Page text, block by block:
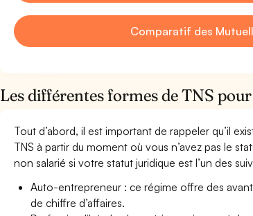
Comparatif des
Les différentes formes de TNS
Tout d’abord, il est important de rappeler qu’il
TNS à partir du moment où vous n’avez pas le
non salarié si votre statut juridique est l’un des
Auto-entrepreneur : ce régime offre des
de chiffre d’affaires.